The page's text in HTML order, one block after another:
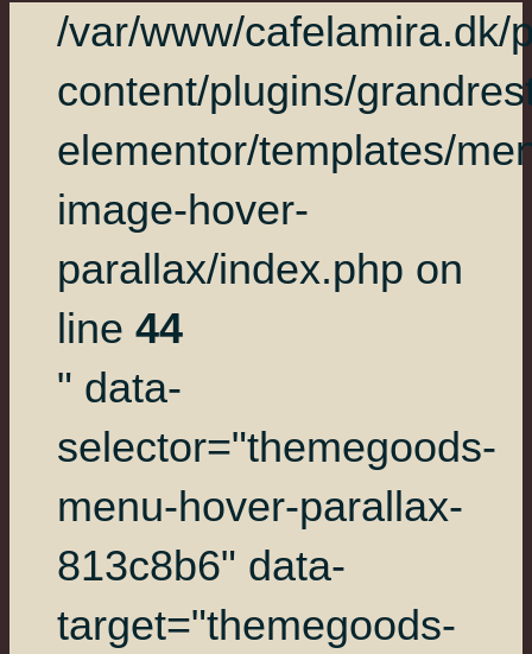
/var/www/cafelamira.dk/
content/plugins/
elementor/templates/
image-hover-
parallax/index.php on
line 44
" data-
selector="themegoods-
menu-hover-parallax-
813c8b6" data-
target="themegoods-